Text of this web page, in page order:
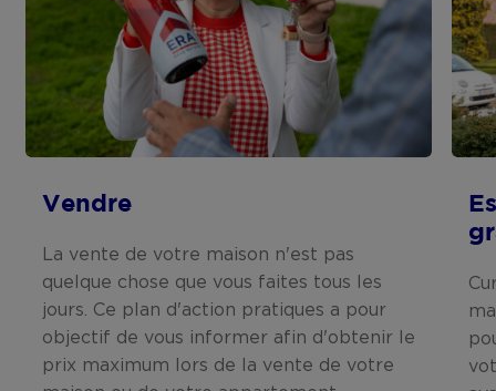
Vendre
La vente de votre maison n'est pas
quelque chose que vous faites tous les
jours. Ce plan d'action pratiques a pour
objectif de vous informer afin d'obtenir le
prix maximum lors de la vente de votre